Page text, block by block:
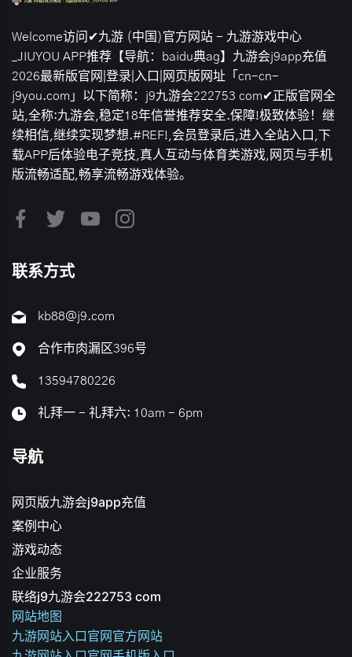
Welcome访问✔九游 (中国)官方网站 - 九游游戏中心
_JIUYOU APP推荐【导航：baidu典ag】九游会j9app充值
2026最新版官网|登录|入口|网页版网址「cn-cn-
j9you.com」以下简称：j9九游会222753 com✔正版官网全
站,全称:九游会,稳定18年信誉推荐安全.保障!极致体验！继
续相信,继续实现梦想.#REF!,会员登录后,进入全站入口,下
载APP后体验电子竞技,真人互动与体育类游戏,网页与手机
版流畅适配,畅享流畅游戏体验。
联系方式
kb88@j9.com
合作市肉漏区396号
13594780226
礼拜一 - 礼拜六: 10am - 6pm
导航
网页版九游会j9app充值
案例中心
游戏动态
企业服务
联络j9九游会222753 com
网站地图
九游网站入口官网官方网站